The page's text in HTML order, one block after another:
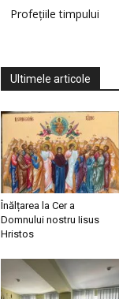
Profețiile timpului
Ultimele articole
Înălțarea la Cer a
Domnului nostru Iisus
Hristos